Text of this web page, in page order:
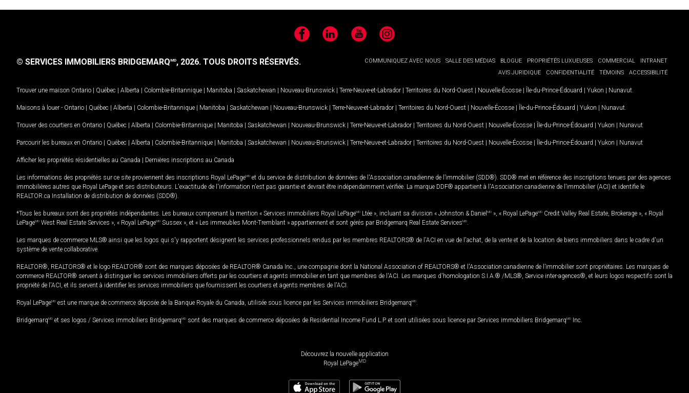
FacebookLinkedIn YouTubeInstagram
COMMUNIQUEZ AVEC NOUS SALLE DES MÉDIAS BLOGUE PROPRIÉTÉS LUXUEUSES COMMERCIAL
INTRANET
AVIS JURIDIQUE
CONFIDENTIALITÉ TÉMOINS ACCESSIBILITÉ
© SERVICES IMMOBILIERS BRIDGEMARQMD, 2026. TOUS DROITS RÉSERVÉS.
Trouver une maison Ontario | Québec | Alberta | Colombie-Britannique | Manitoba | Saskatchewan | Nouveau-Brunswick | Terre-Neuve-et-Labrador | Territoires du Nord-Ouest | Nouvelle-Écosse | Île-du-Prince-Édouard | Yukon | Nunavut
Maisons à louer - Ontario | Québec | Alberta | Colombie-Britannique | Manitoba | Saskatchewan | Nouveau-Brunswick | Terre-Neuve-et-Labrador | Territoires du Nord-Ouest | Nouvelle-Écosse | Île-du-Prince-Édouard | Yukon | Nunavut
Trouver des courtiers en Ontario | Québec | Alberta | Colombie-Britannique | Manitoba | Saskatchewan | Nouveau-Brunswick | Terre-Neuve-et-Labrador | Territoires du Nord-Ouest | Nouvelle-Écosse | Île-du-Prince-Édouard | Yukon | Nunavut
Parcourir les bureaux en Ontario | Québec | Alberta | Colombie-Britannique | Manitoba | Saskatchewan | Nouveau-Brunswick | Terre-Neuve-et-Labrador | Territoires du Nord-Ouest | Nouvelle-Écosse | Île-du-Prince-Édouard | Yukon | Nunavut
Afficher les propriétés résidentielles au Canada | Dernières inscriptions au Canada
Les informations des propriétés sur ce site proviennent des inscriptions Royal LePageMD et du service de distribution de données de l'Association canadienne de l’immobilier (SDD®). SDD® met en référence des inscriptions tenues par des agences
immobilières autres que Royal LePage et ses distributeurs. L'exactitude de l'information n'est pas garantie et devrait être indépendamment vérifiée. La marque DDF® appartient à l'Association canadienne de l’immobilier (ACI) et identifie le
REALTOR.ca Installation de distribution de données (SDD®).
*Tous les bureaux sont des propriétés indépendantes. Les bureaux comprenant la mention « Services immobiliers Royal LePageMD Ltée », incluant sa division « Johnston & Daniel MD », « Royal LePageMD Credit Valley Real Estate, Brokerage », « Royal
LePageMD West Real Estate Services », « Royal LePageMD Sussex », et « Les immeubles Mont-Tremblant » appartiennent et sont gérés par Bridgemarq Real Estate ServicesMD
Les marques de commerce MLS® ainsi que les logos qui s'y rapportent désignent les services professionnels rendus par les membres REALTORS® de l'ACI en vue de l'achat, de la vente et de la location de biens immobiliers dans le cadre d'un
système de vente collaborative.
REALTOR®, REALTORS® et le logo REALTOR® sont des marques déposées de REALTOR® Canada Inc., une compagnie dont la National Association of REALTORS® et l'Association canadienne de l’immobilier sont propriétaires. Les marques de
commerce REALTOR® servent à distinguer les services immobiliers offerts par les courtiers et agents immobilier en tant que membres de l'ACI. Les marques d'homologation S.I.A.® /MLS®, Service inter-agences®, et leurs logos respectifs sont la
propriété de l'ACI, et ils servent à identifier les services immobiliers que fournissent les courtiers et agents membres de l'ACI.
Royal LePageMD est une marque de commerce déposée de la Banque Royale du Canada, utilisée sous licence par les Services immobiliers BridgemarqMD
BridgemarqMD et ses logos / Services immobiliers BridgemarqMD sont des marques de commerce déposées de Residential Income Fund L.P. et sont utilisées sous licence par Services immobiliers BridgemarqMD Inc.
Découvrez la nouvelle application
Royal LePageMD